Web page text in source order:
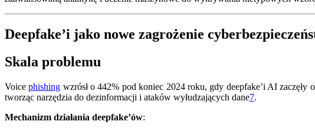
Deepfake’i jako nowe zagrożenie
Skala problemu
Voicephishing wzrósł o 442% pod koniec 2024 roku, gdy deepfake’i AI zaczęły
tworząc narzędzia do dezinformacji i ataków wyłudzających dane7.
Mechanizm działania deepfake’ów: